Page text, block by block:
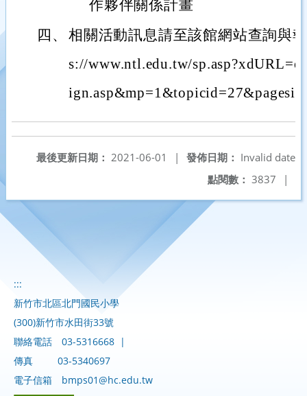
作夥伴關係計畫
四、 相關活動訊息請至該館網站查詢與
s://www.ntl.edu.tw/
發佈日期： Invalid date
最後更新日期： 2021-06-01
|
點閱數： 3837 |
:::
新竹市北區北門國民小學
(300)新竹市水田街33號
聯絡電話
03-5316668 |
傳真
03-5340697
電子信箱
bmps01@hc.edu.tw